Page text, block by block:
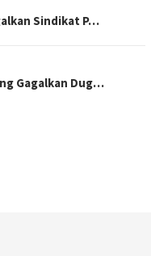
Sindikat P…
Gagalkan Dug…
D…
Wuju…
&#821…
Champio…